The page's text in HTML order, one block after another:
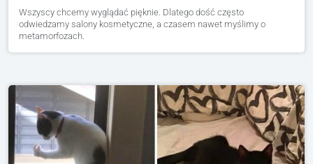
Wszyscy chcemy wyglądać pięknie. Dlatego dość często
odwiedzamy salony kosmetyczne, a czasem nawet myślimy o
metamorfozach.